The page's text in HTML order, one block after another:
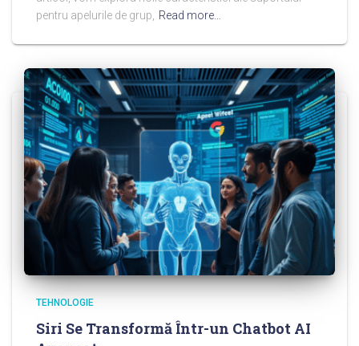
pentru apelurile de grup,
Read more…
TEHNOLOGIE
Siri Se Transformă Într-un Chatbot AI